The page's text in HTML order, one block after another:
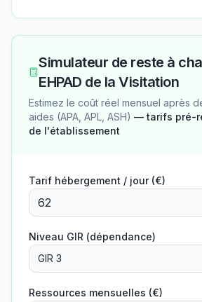
Simulateur de reste à
EHPAD de la Visitation
Estimez le coût réel mensuel après
aides (APA, APL, ASH) — tarifs pré-
de l'établissement
Tarif hébergement / jour (€)
Niveau GIR (dépendance)
GIR 3
Ressources mensuelles (€)